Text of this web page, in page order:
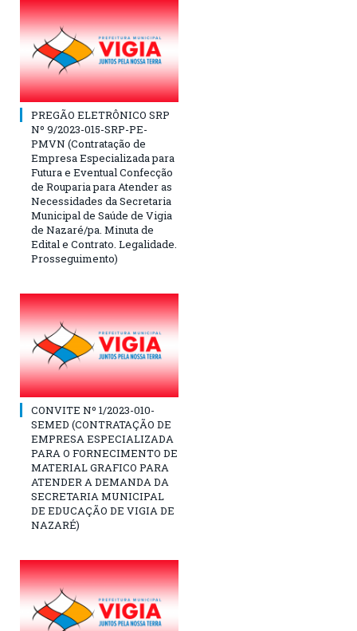
PREGÃO ELETRÔNICO SRP
Nº 9/2023-015-SRP-PE-
PMVN (Contratação de
Empresa Especializada para
Futura e Eventual Confecção
de Rouparia para Atender as
Necessidades da Secretaria
Municipal de Saúde de Vigia
de Nazaré/pa. Minuta de
Edital e Contrato. Legalidade.
Prosseguimento)
CONVITE Nº 1/2023-010-
SEMED (CONTRATAÇÃO DE
EMPRESA ESPECIALIZADA
PARA O FORNECIMENTO DE
MATERIAL GRAFICO PARA
ATENDER A DEMANDA DA
SECRETARIA MUNICIPAL
DE EDUCAÇÃO DE VIGIA DE
NAZARÉ)